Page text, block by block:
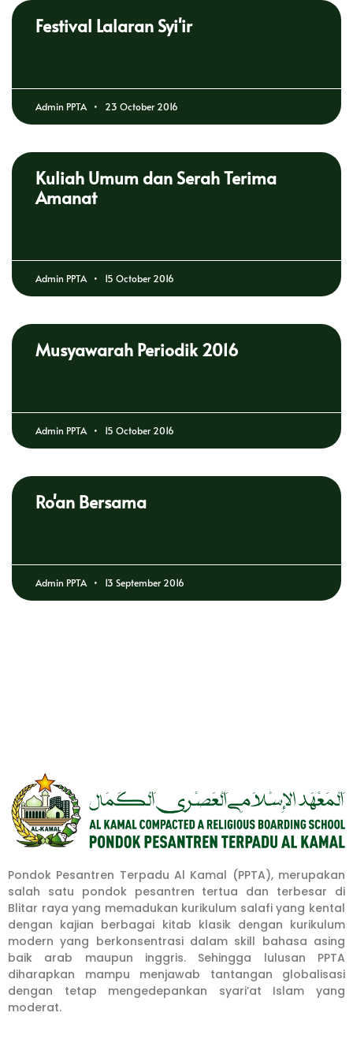
Festival Lalaran Syi'ir
Admin PPTA 23 October 2016
Kuliah Umum dan Serah Terima
Amanat
Admin PPTA 15 October 2016
Musyawarah Periodik 2016
Admin PPTA 15 October 2016
Ro'an Bersama
Admin PPTA 13 September 2016
Pondok Pesantren Terpadu Al Kamal (PPTA), merupakan
salah satu pondok pesantren tertua dan terbesar di
Blitar raya yang memadukan kurikulum salafi yang kental
dengan kajian berbagai kitab klasik dengan kurikulum
modern yang berkonsentrasi dalam skill bahasa asing
baik arab maupun inggris. Sehingga lulusan PPTA
diharapkan mampu menjawab tantangan globalisasi
dengan tetap mengedepankan syari’at Islam yang
moderat.